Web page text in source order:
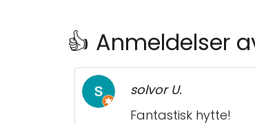
👍 Anmeldelser
solvor U.
Fantastisk hytte!